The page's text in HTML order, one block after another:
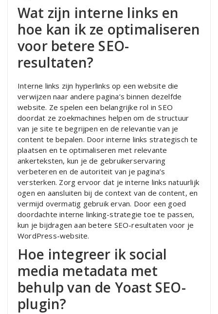
Wat zijn interne links en
hoe kan ik ze optimaliseren
voor betere SEO-
resultaten?
Interne links zijn hyperlinks op een website die
verwijzen naar andere pagina’s binnen dezelfde
website. Ze spelen een belangrijke rol in SEO
doordat ze zoekmachines helpen om de structuur
van je site te begrijpen en de relevantie van je
content te bepalen. Door interne links strategisch te
plaatsen en te optimaliseren met relevante
ankerteksten, kun je de gebruikerservaring
verbeteren en de autoriteit van je pagina’s
versterken. Zorg ervoor dat je interne links natuurlijk
ogen en aansluiten bij de context van de content, en
vermijd overmatig gebruik ervan. Door een goed
doordachte interne linking-strategie toe te passen,
kun je bijdragen aan betere SEO-resultaten voor je
WordPress-website.
Hoe integreer ik social
media metadata met
behulp van de Yoast SEO-
plugin?